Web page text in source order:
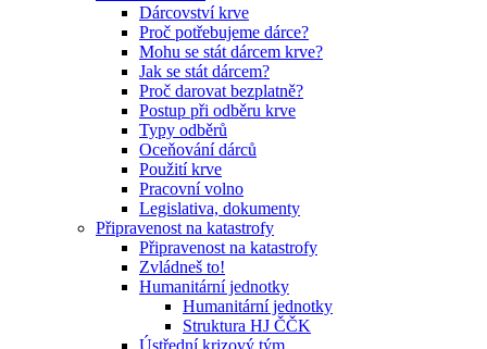
Dárcovství krve
Proč potřebujeme dárce?
Mohu se stát dárcem krve?
Jak se stát dárcem?
Proč darovat bezplatně?
Postup při odběru krve
Typy odběrů
Oceňování dárců
Použití krve
Pracovní volno
Legislativa, dokumenty
Připravenost na katastrofy
Připravenost na katastrofy
Zvládneš to!
Humanitární jednotky
Humanitární jednotky
Struktura HJ ČČK